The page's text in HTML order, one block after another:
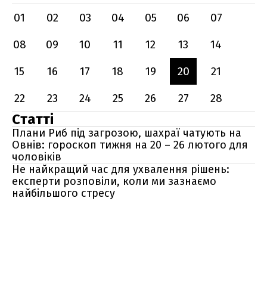
01
02 03 04 05 06
07
08
09 10 11 12 13
14
15
16 17 18 19 20
21
22
23 24 25 26 27 28
Статті
Плани Риб під загрозою, шахраї чатують на
Овнів: гороскоп тижня на 20 – 26 лютого для
чоловіків
Не найкращий час для ухвалення рішень:
експерти розповіли, коли ми зазнаємо
найбільшого стресу